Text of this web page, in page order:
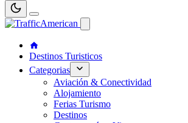
Destinos Turisticos
Categorias
Aviación & Conectividad
Alojamiento
Ferias Turismo
Destinos